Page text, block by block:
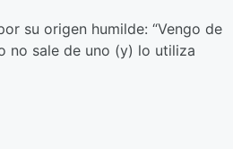
su origen humilde: “Vengo de
no sale de uno (y) lo utiliza